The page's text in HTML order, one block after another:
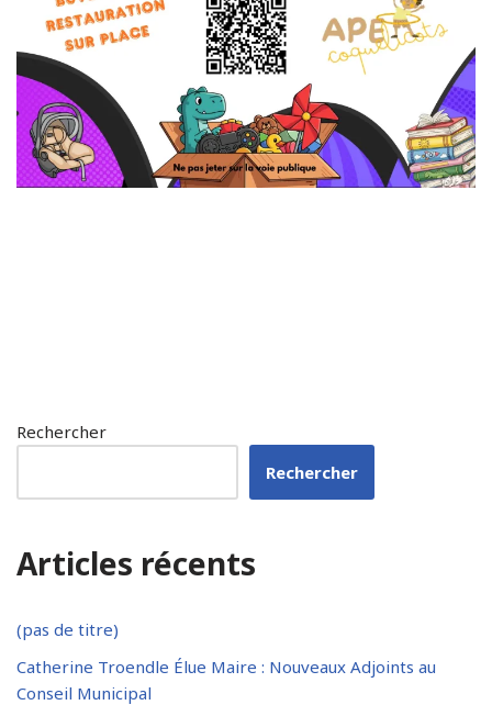
Rechercher
Rechercher
Articles récents
(pas de titre)
Catherine Troendle Élue Maire : Nouveaux Adjoints au
Conseil Municipal